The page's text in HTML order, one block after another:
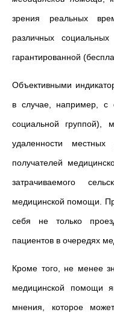
зрения реальных
различных
гарантированной
Объективными
в случае, например, с
социальной группой),
удаленности местных
получателей
затрачиваемого
медицинской помощи.
себя не только
пациентов в очередях
Кроме того, не менее
медицинской помощи
мнения, которое